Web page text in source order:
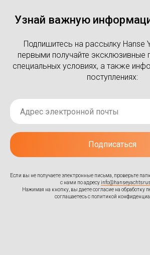
Узнай важную
Подпишитесь на рассылку Hanse
первыми получайте эксклюзивные
специальных условиях, а также
поступлениях:
Подписаться
Если вы не получаете электронные письма, проверьте
с нами по адресу
Нажимая на кнопку, вы даете согласие на обработку
соглашаетесь c политикой